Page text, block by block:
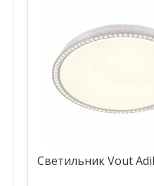
Светильник Vout